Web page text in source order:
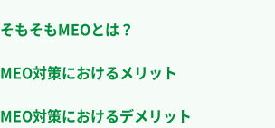
そもそもMEOとは？
MEO対策におけるメリット
MEO対策におけるデメリット